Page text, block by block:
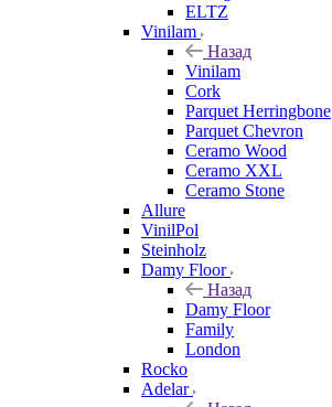
ELTZ
Vinilam
Назад
Vinilam
Cork
Parquet Herringbone
Parquet Chevron
Ceramo Wood
Ceramo XXL
Ceramo Stone
Allure
VinilPol
Steinholz
Damy Floor
Назад
Damy Floor
Family
London
Rocko
Adelar